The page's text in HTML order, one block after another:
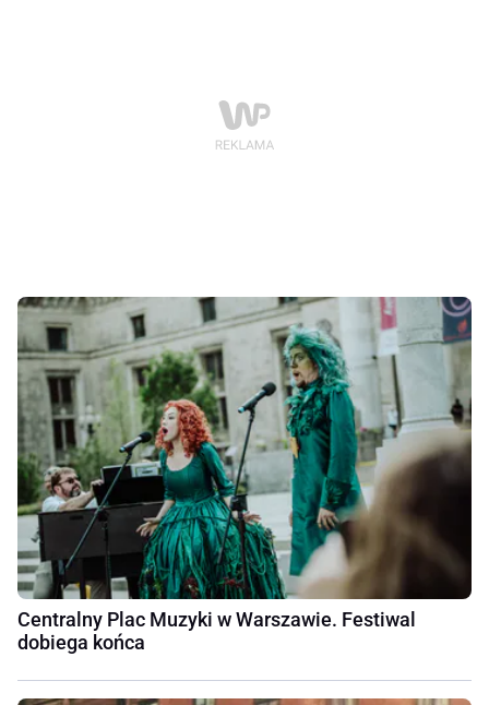
Centralny Plac Muzyki w Warszawie. Festiwal
dobiega końca